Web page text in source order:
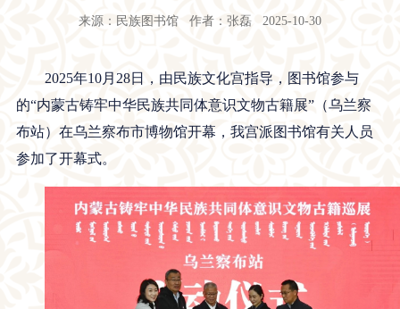
来源：民族图书馆 作者：张磊 2025-10-30
2025年10月28日，由民族文化宫指导，图书馆参与
的“内蒙古铸牢中华民族共同体意识文物古籍展”（乌兰察
布站）在乌兰察布市博物馆开幕，我宫派图书馆有关人员
参加了开幕式。